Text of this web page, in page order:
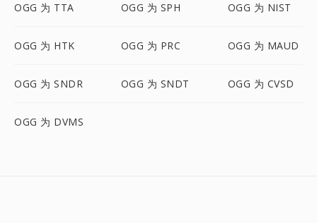
OGG 为 TTA OGG 为 SPH OGG 为 NIST
OGG 为 HTK OGG 为 PRC OGG 为 MAUD
OGG 为 SNDR OGG 为 SNDT OGG 为 CVSD
OGG 为 DVMS